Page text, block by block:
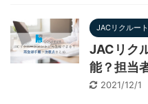
JACリクルー
JACリク
能？担当
2021/12/1